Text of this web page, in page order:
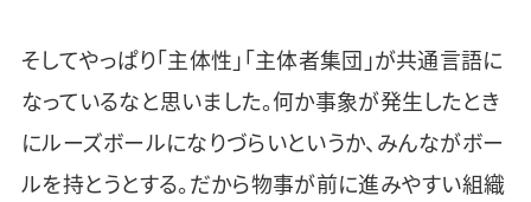
そしてやっぱり「主体性」「主体者集団」が共通言語に
なっているなと思いました。何か事象が発生したとき
にルーズボールになりづらいというか、みんながボー
ルを持とうとする。だから物事が前に進みやすい組織